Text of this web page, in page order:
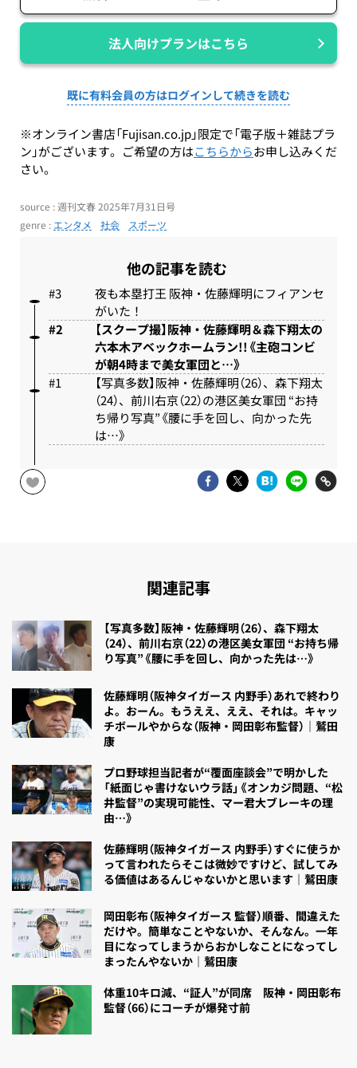
法人向けプランはこちら
既に有料会員の方はログインして続きを読む
※オンライン書店「Fujisan.co.jp」限定で「電子版＋雑誌プラ
ン」がございます。ご希望の方はこちらからお申し込みくだ
さい。
source : 週刊文春 2025年7月31日号
genre : エンタメ 社会 スポーツ
他の記事を読む
夜も本塁打王 阪神・佐藤輝明にフィアンセ
がいた！
【スクープ撮】阪神・佐藤輝明＆森下翔太の
六本木アベックホームラン!!《主砲コンビ
が朝4時まで美女軍団と…》
【写真多数】阪神・佐藤輝明（26）、森下翔太
（24）、前川右京（22）の港区美女軍団 “お持
ち帰り写真”《腰に手を回し、向かった先
は…》
関連記事
【写真多数】阪神・佐藤輝明（26）、森下翔太
（24）、前川右京（22）の港区美女軍団 “お持ち帰
り写真”《腰に手を回し、向かった先は…》
佐藤輝明（阪神タイガース 内野手）あれで終わり
よ。おーん。もうええ、ええ、それは。キャッ
チボールやからな（阪神・岡田彰布監督）｜鷲田
康
プロ野球担当記者が“覆面座談会”で明かした
「紙面じゃ書けないウラ話」《オンカジ問題、“松
井監督”の実現可能性、マー君大ブレーキの理
由…》
佐藤輝明（阪神タイガース 内野手）すぐに使うか
って言われたらそこは微妙ですけど、試してみ
る価値はあるんじゃないかと思います｜鷲田康
岡田彰布（阪神タイガース 監督）順番、間違えた
だけや。簡単なことやないか、そんなん。一年
目になってしまうからおかしなことになってし
まったんやないか｜鷲田康
体重10キロ減、“証人”が同席 阪神・岡田彰布
監督（66）にコーチが爆発寸前